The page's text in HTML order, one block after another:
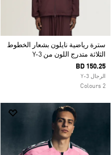
سترة رياضية نايلون بشعار الخطوط
الثلاثة متدرج اللون من Y-3
BD 150.25
الرجال Y-3
2 Colours